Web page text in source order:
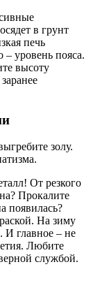
в грунт
печь
– уровень пояса.
высоту
золу.
От резкого
Прокалите
появилась?
На зиму
И главное – не
Любите
службой.